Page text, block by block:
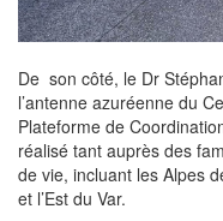
De son côté, le Dr
l’antenne azuréenne du
Plateforme de
réalisé tant auprès des
de vie, incluant les Alpes
et l’Est du Var.